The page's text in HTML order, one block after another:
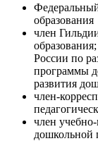
образования
член
России по
программы
развития
член-
член
дошкольной